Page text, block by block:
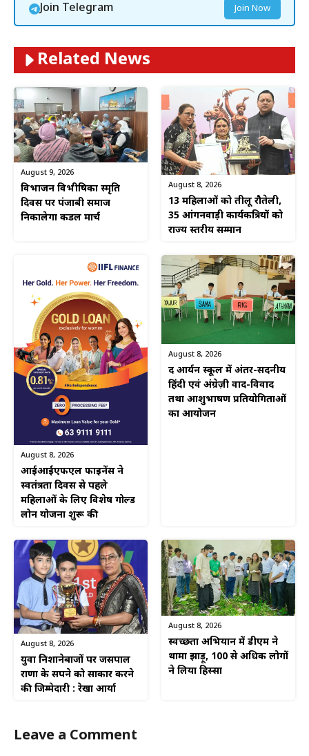
Join Telegram Join Now
Related News
August 9, 2026
विभाजन विभीषिका स्मृति
दिवस पर पंजाबी समाज
निकालेगा कैंडल मार्च
August 8, 2026
13 महिलाओं को तीलू रौतेली,
35 आंगनवाड़ी कार्यकत्रियों को
राज्य स्तरीय सम्मान
August 8, 2026
आईआईएफएल फाइनेंस ने
स्वतंत्रता दिवस से पहले
महिलाओं के लिए विशेष गोल्ड
लोन योजना शुरू की
August 8, 2026
द आर्यन स्कूल में अंतर-सदनीय
हिंदी एवं अंग्रेज़ी वाद-विवाद
तथा आशुभाषण प्रतियोगिताओं
का आयोजन
August 8, 2026
युवा निशानेबाजों पर जसपाल
राणा के सपने को साकार करने
की जिम्मेदारी : रेखा आर्या
August 8, 2026
स्वच्छता अभियान में डीएम ने
थामा झाड़ू, 100 से अधिक लोगों
ने लिया हिस्सा
Leave a Comment